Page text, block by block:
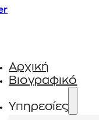
Αρχική
Βιογραφικό
Υπηρεσίες